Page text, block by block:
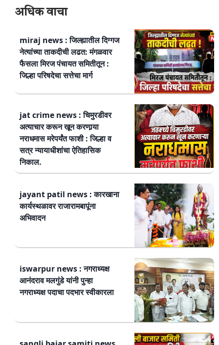
अधिक वाचा
miraj news : जिल्ह्यातील दिग्गज
नेत्यांच्या ताकदीची लढत: मंगळवार
फैसला मिरज पंचायत समितीतून :
जिल्हा परिषदेचा सत्तेचा मार्ग
jat crime news : चिमुरडीवर
अत्याचार करून खून करणार्‍या
नराधमास मरेपर्यंत फाशी : जिल्हा व
सत्र न्यायाधीशांचा ऐतिहासिक
निकाल.
jayant patil news : कारखाना
कार्यस्थळावर राजारामबापूंना
अभिवादन
iswarpur news : नगराध्यक्ष
आनंदराव मलगुंडे यांनी पुन्हा
नगराध्यक्ष पदाचा पदभार स्वीकारला